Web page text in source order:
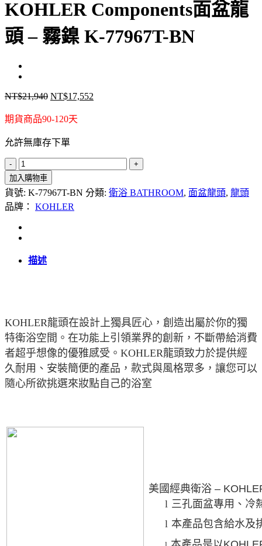
KOHLER Components面盆龍
頭 – 霧鎳 K-77967T-BN
NT$21,940 原
格：
NT$17,552目
期貨商品90-120天
允許無庫存下單
KOHLER
Components
面
盆
龍
頭
-
量
加入購物車
貨號: K-77967T-BN 分類: 衛浴 BATHROOM, 面盆龍頭, 龍頭
品牌： KOHLER
描述
KOHLER龍頭在設計上獨具匠心，創造出屬於你的獨
特衛浴空間。在功能上引領業界的創新，不斷帶給消費
者超乎想像的優雅感受。KOHLER龍頭致力於提供經
久耐用、安裝簡便的產品，款式與風格眾多，讓您可以
隨心所欲挑選來妝點自己的浴室
美國經典衛浴 –
l 三孔面盆專用、冷
l 本產品包含給水及